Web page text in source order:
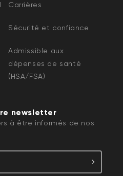
Carrières
Sécurité et confiance
Admissible aux
dépenses de santé
(HSA/FSA)
newsletter
à être informés de nos